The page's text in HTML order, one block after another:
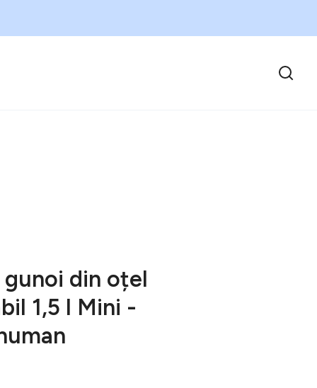
gunoi din oțel
1,5 l Mini -